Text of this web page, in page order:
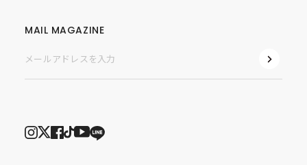
MAIL MAGAZINE